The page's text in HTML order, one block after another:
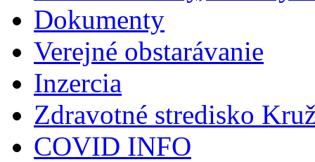
Dokumenty
Verejné obstarávanie
Inzercia
Zdravotné stredisko
COVID INFO